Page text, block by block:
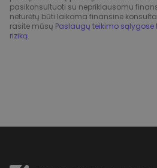
pasikonsultuoti su nepriklausomu
neturėtų būti laikoma finansine
rasite mūsų Paslaugų teikimo sąlygose
riziką.